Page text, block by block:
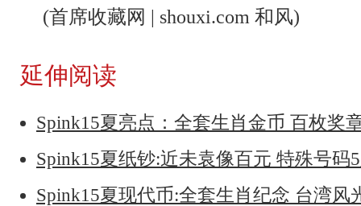
(首席收藏网 | shouxi.com 和风)
延伸阅读
Spink15夏亮点：全套生肖金币 百枚奖
Spink15夏纸钞:近未袁像百元 特殊号码
Spink15夏现代币:全套生肖纪念 台湾风